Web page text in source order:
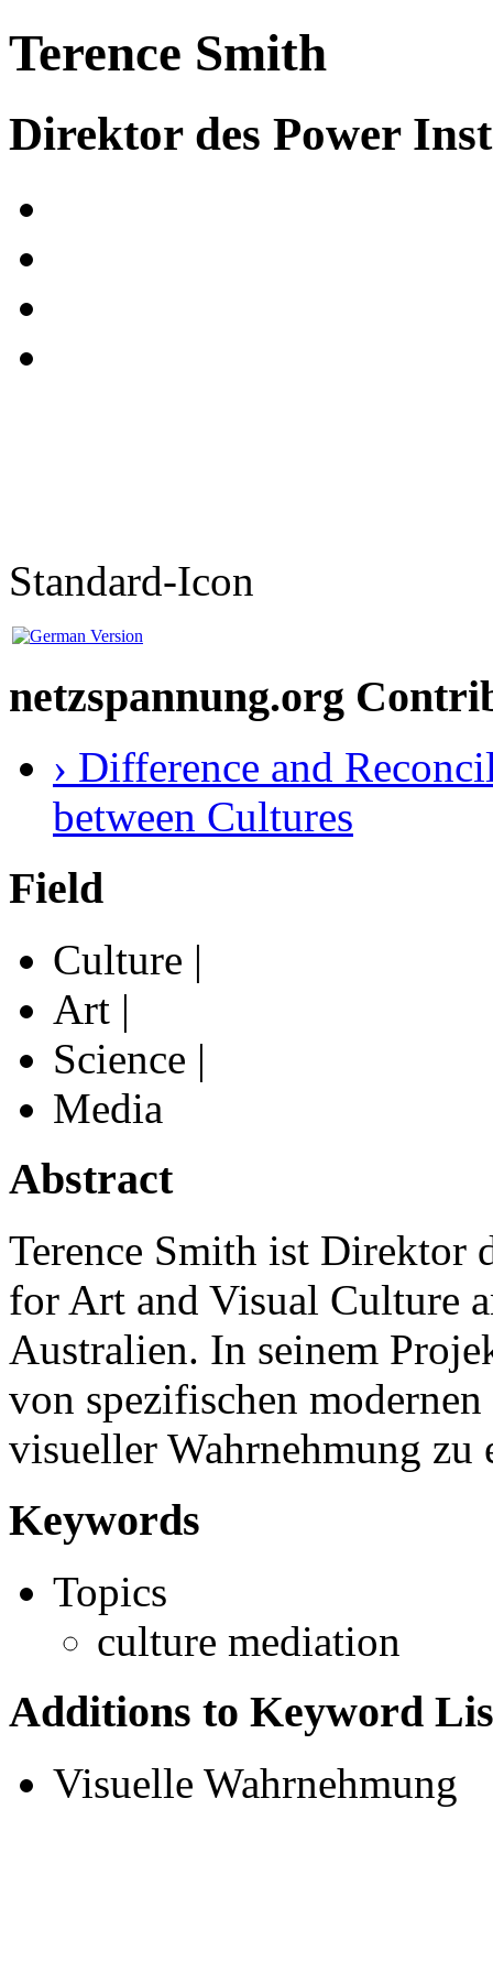
Terence Smith
Direktor des Power
Standard-Icon
netzspannung.org
› Difference and
between Cultures
Field
Culture |
Art |
Science |
Media
Abstract
Terence Smith ist Direktor
for Art and Visual Culture
Australien. In seinem
von spezifischen
visueller Wahrnehmung zu
Keywords
Topics
culture mediation
Additions to Keyword
Visuelle Wahrnehmung